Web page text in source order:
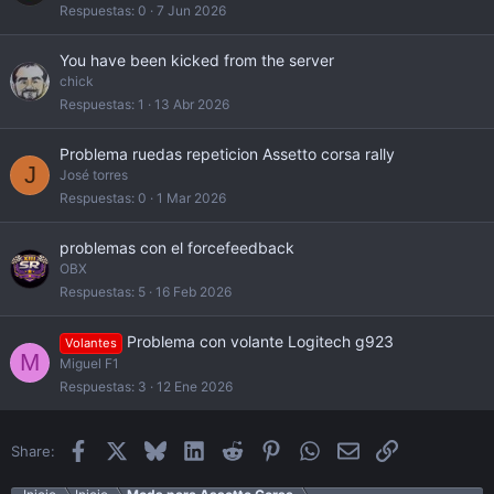
Respuestas 0 7 Jun 2026
You have been kicked from the server
chick
Respuestas 1 13 Abr 2026
J
Problema ruedas repeticion Assetto corsa rally
José torres
Respuestas 0 1 Mar 2026
problemas con el forcefeedback
OBX
Respuestas 5 16 Feb 2026
M
Volantes Problema con volante Logitech g923
Miguel F1
Respuestas 3 12 Ene 2026
Share: Facebook BlueskyLinkedInReddit PinterestWhatsApp
EmailEnlace